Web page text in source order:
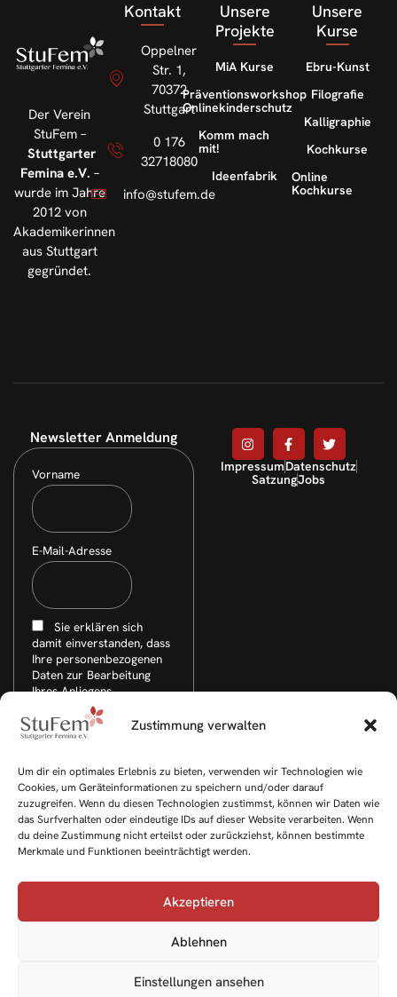
Zustimmung verwalten
Um dir ein optimales Erlebnis zu bieten, verwenden wir Technologien wie
Cookies, um Geräteinformationen zu speichern und/oder darauf
zuzugreifen. Wenn du diesen Technologien zustimmst, können wir Daten wie
das Surfverhalten oder eindeutige IDs auf dieser Website verarbeiten. Wenn
du deine Zustimmung nicht erteilst oder zurückziehst, können bestimmte
Merkmale und Funktionen beeinträchtigt werden.
Akzeptieren
Ablehnen
Einstellungen ansehen
Der Verein
StuFem –
Stuttgarter
Femina e.V. –
wurde im Jahre
2012 von
Akademikerinnen
aus Stuttgart
gegründet.
Kontakt
Oppelner
Str. 1,
70372
Stuttgart
0 176
32718080
info@stufem.de
Unsere
Projekte
MiA Kurse
Präventionsworkshop
Onlinekinderschutz
Komm mach
mit!
Ideenfabrik
Unsere
Kurse
Ebru-Kunst
Filografie
Kalligraphie
Kochkurse
Online
Kochkurse
Newsletter Anmeldung
Vorname
E-Mail-Adresse
Sie erklären sich
damit einverstanden, dass
Ihre personenbezogenen
Daten zur Bearbeitung
Ihres Anliegens
elektronisch erhoben,
gespeichert und
verwendet werden.
finden Sie in der
Datenschutzerklärung.
ImpressumDatenschutz
SatzungJobs
© 2026 Alle Rechte vorbehalten. Layout & technische